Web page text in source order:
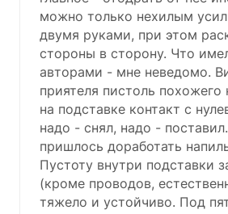
можно только нехилым
двумя руками, при этом
стороны в сторону. Что
авторами - мне неведомо.
приятеля пистоль похожего
на подставке контакт с
надо - снял, надо -
пришлось доработать
Пустоту внутри подставки
(кроме проводов,
тяжело и устойчиво. Под